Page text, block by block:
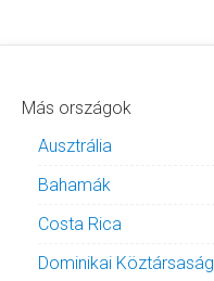
Más országok
Ausztrália
Bahamák
Costa Rica
Dominikai Köztársaság